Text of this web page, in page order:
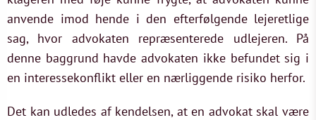
anvende imod hende i den efterfølgende lejeretlige
sag, hvor advokaten repræsenterede udlejeren. På
denne baggrund havde advokaten ikke befundet sig i
en interessekonflikt eller en nærliggende risiko herfor.
Det kan udledes af kendelsen, at en advokat skal være